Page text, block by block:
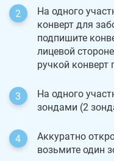
На одного
конверт для
подпишите
лицевой
ручкой конверт
На одного
зондами (2
Аккуратно
возьмите один